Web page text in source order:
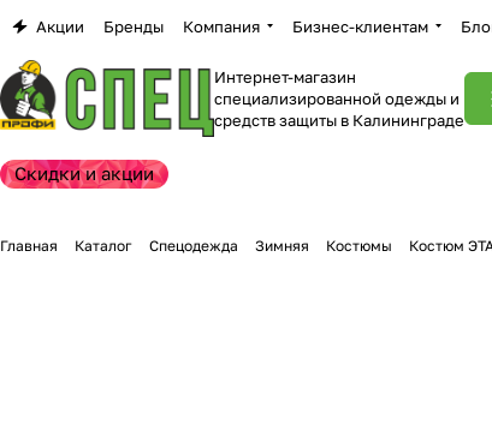
Акции Бренды Компания Бизнес-клиентам
Интернет-магазин
специализированной одежды и
средств защиты в Калининграде
Скидки и акции
Главная Каталог Спецодежда Зимняя Костюмы Костюм